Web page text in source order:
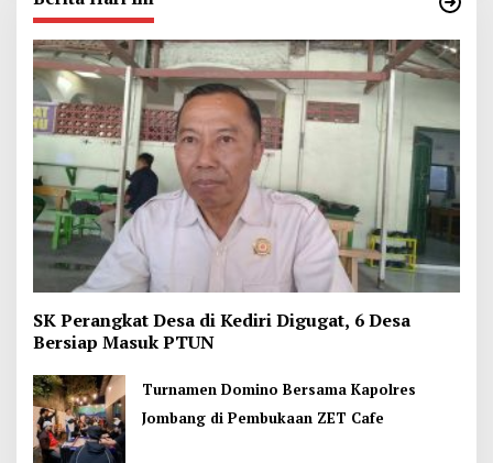
SK Perangkat Desa di Kediri Digugat, 6 Desa
Bersiap Masuk PTUN
Turnamen Domino Bersama Kapolres
Jombang di Pembukaan ZET Cafe